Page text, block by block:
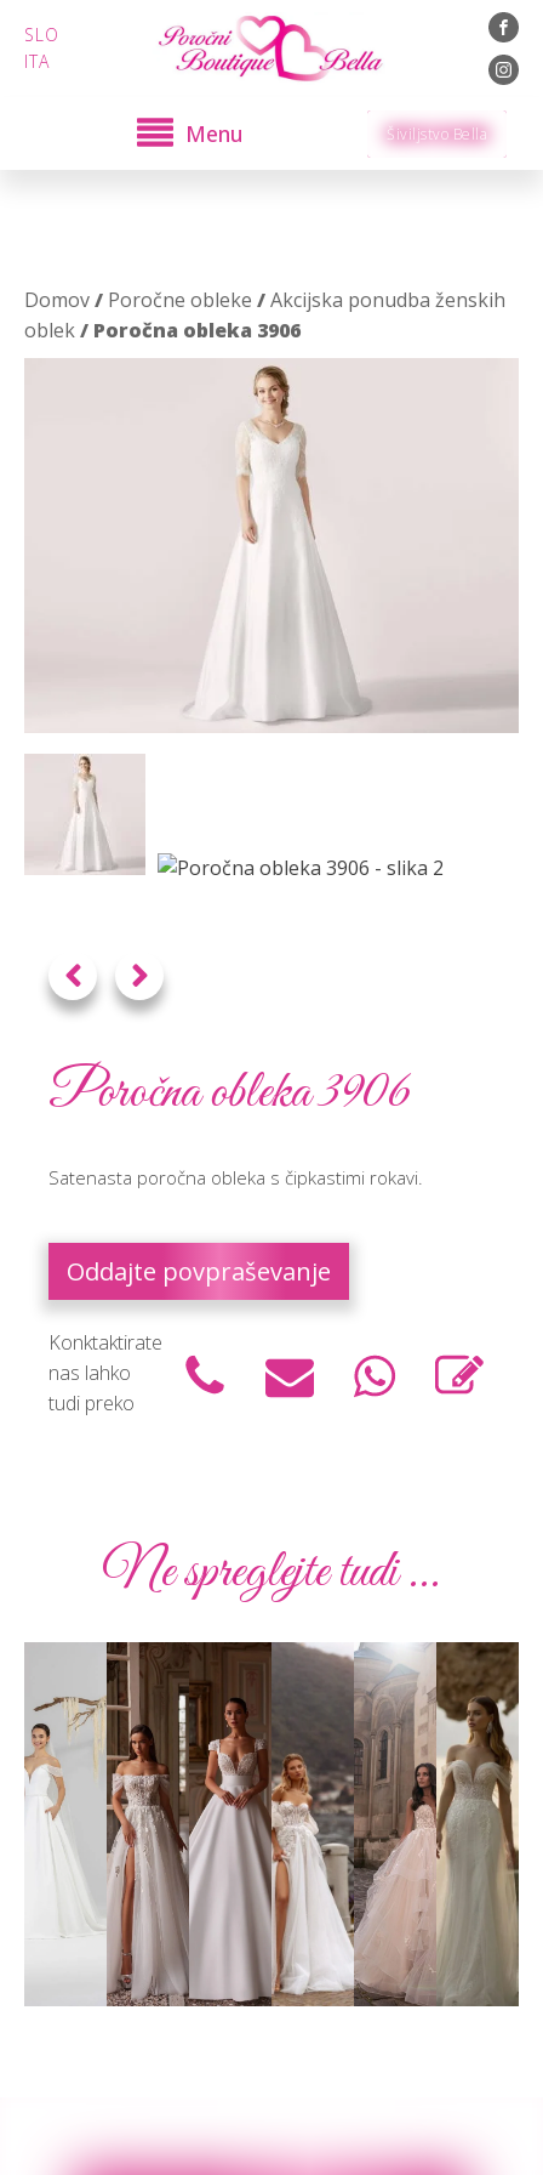
SLO
ITA
Menu Šiviljstvo Bella
Domov/ Poročne obleke /Akcijska ponudba ženskih
oblek/ Poročna obleka 3906
Poročna obleka 3906
Satenasta poročna obleka s čipkastimi rokavi.
Oddajte povpraševanje
Konktaktirate
nas lahko
tudi preko
Ne spreglejte tudi ...
Poročna
obleka
Poglej
Poročna
obleka
01
Poglej
Poročna
obleka
02
Poročna
obleka
010
Poglej
več
Poročna
obleka
51
Poglej
Poročna
obleka